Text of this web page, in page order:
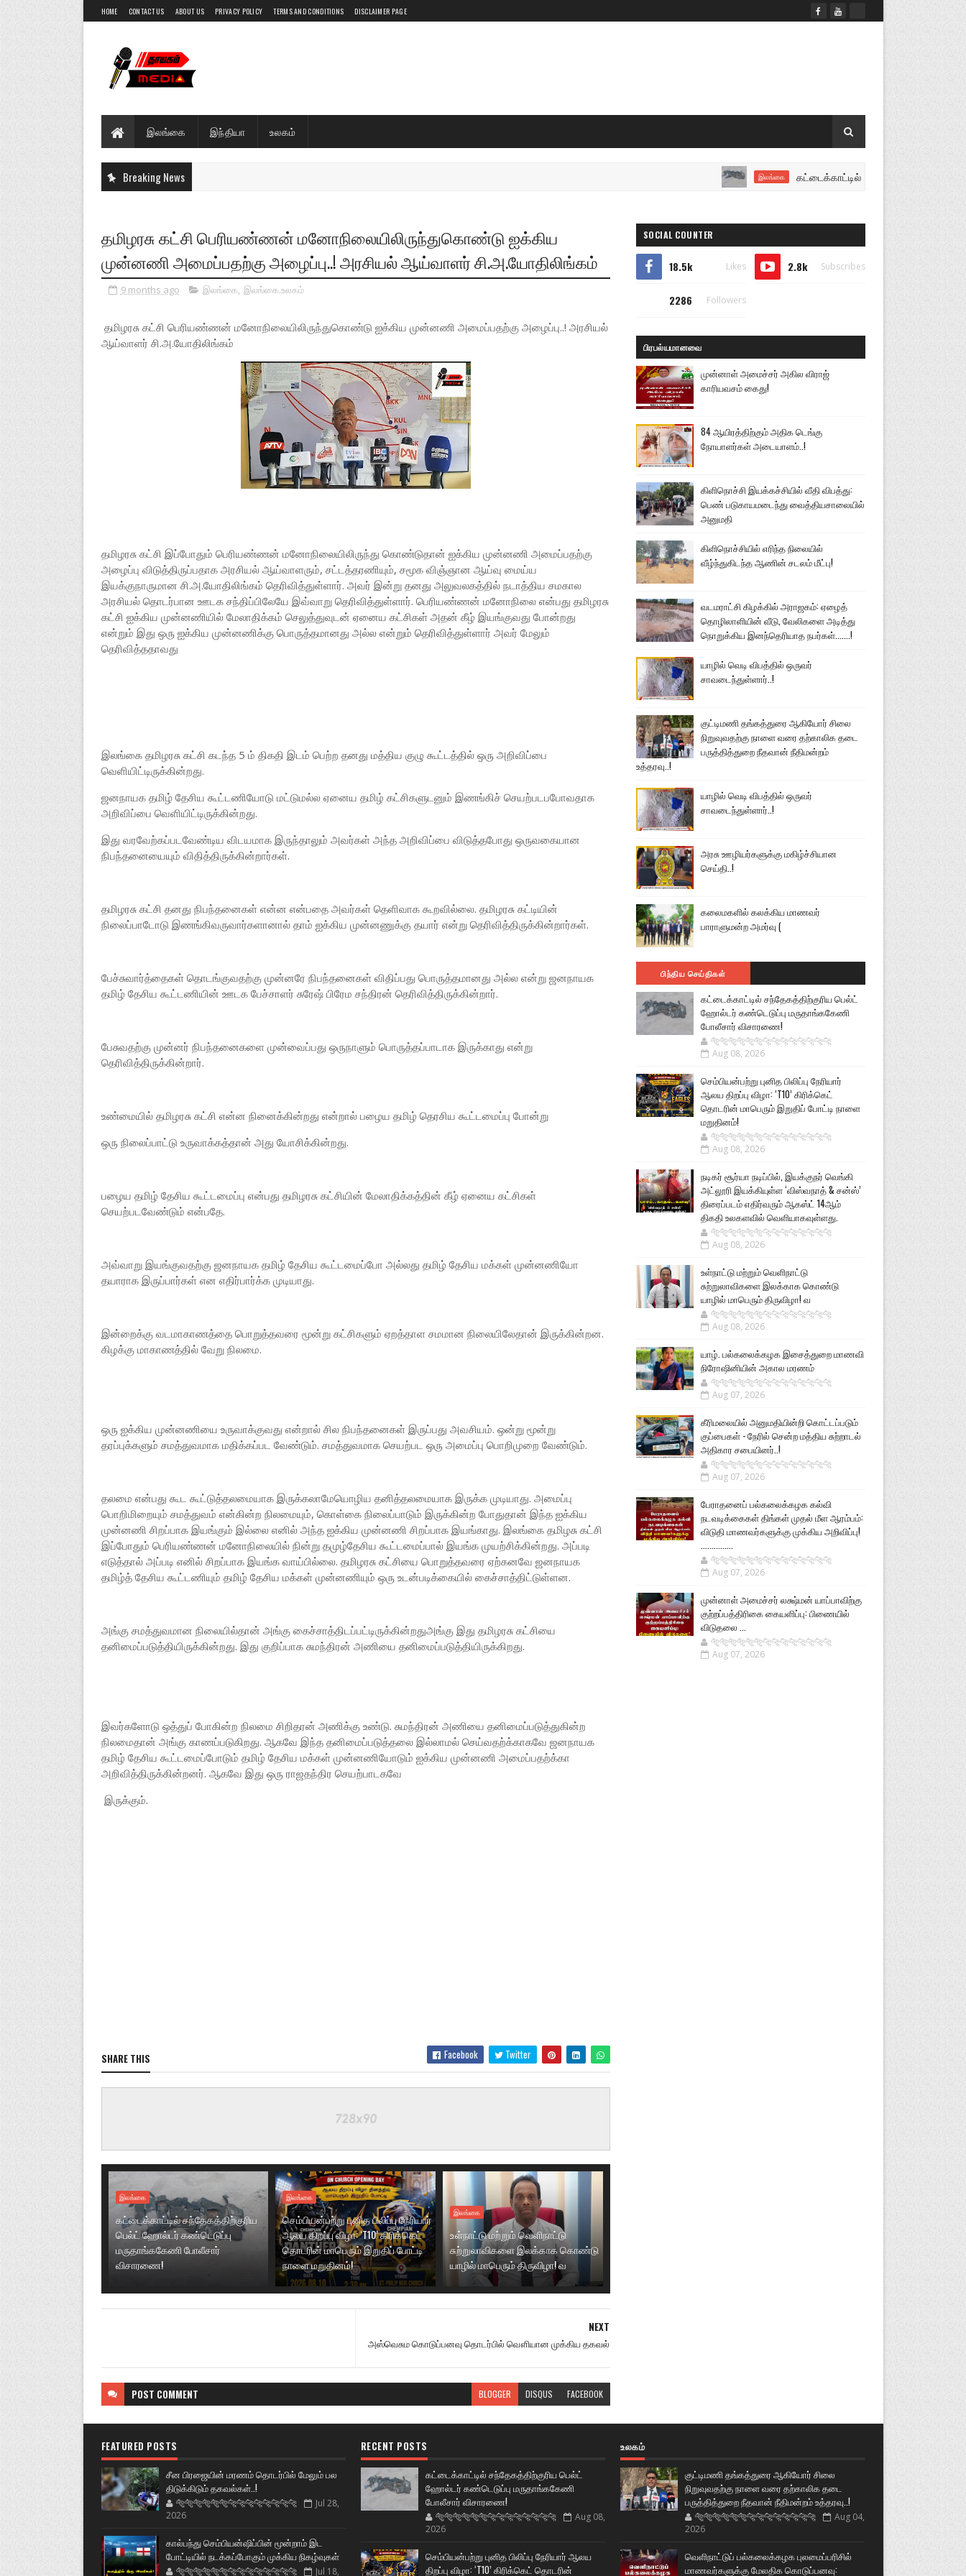
HOME CONTACT US ABOUT US PRIVACY POLICY TERMS AND CONDITIONS DISCLAIMER PAGE
இலங்கை இந்தியா உலகம்
Breaking News இலங்கை கட்டைக்காட்டில் சந்தேகத்திற்குரிய பெல்ட்
தமிழரசு கட்சி பெரியண்ணன் மனோநிலையிலிருந்துகொண்டு ஐக்கிய
முன்னணி அமைப்பதற்கு அழைப்பு..! அரசியல் ஆய்வாளர் சி.அ.யோதிலிங்கம்
9 months ago இலங்கை, இலங்கை.உலகம்
தமிழரசு கட்சி பெரியண்ணன் மனோநிலையிலிருந்துகொண்டு ஐக்கிய முன்னணி அமைப்பதற்கு அழைப்பு..! அரசியல்
ஆய்வாளர் சி.அ.யோதிலிங்கம்
தமிழரசு கட்சி இப்போதும் பெரியண்ணன் மனோநிலையிலிருந்து கொண்டுதான் ஐக்கிய முன்னணி அமைப்பதற்கு
அழைப்பு விடுத்திருப்பதாக அரசியல் ஆய்வாளரும், சட்டத்தரணியும், சமூக விஞ்ஞான ஆய்வு மைய்ய
இயக்குநாருமான சி.அ.யோதிலிங்கம் தெரிவித்துள்ளார். அவர் இன்று தனது அலுவலகத்தில் நடாத்திய சமகால
அரசியல் தொடர்பான ஊடக சந்திப்பிலேயே இவ்வாறு தெரிவித்துள்ளார். பெரியண்ணன் மனோநிலை என்பது தமிழரசு
கட்சி ஐக்கிய முன்னணியில் மேலாதிக்கம் செலுத்துவுடன் ஏனைய கட்சிகள் அதன் கீழ் இயங்குவது போன்றது
என்றும் இது ஒரு ஐக்கிய முன்னணிக்கு பொருத்தமானது அல்ல என்றும் தெரிவித்துள்ளார் அவர் மேலும்
தெரிவித்ததாவது
இலங்கை தமிழரசு கட்சி கடந்த 5 ம் திகதி இடம் பெற்ற தனது மத்திய குழு கூட்டத்தில் ஒரு அறிவிப்பை
வெளியிட்டிருக்கின்றது.
ஜனநாயக தமிழ் தேசிய கூட்டணியோடு மட்டுமல்ல ஏனைய தமிழ் கட்சிகளுடனும் இணங்கிச் செயற்படபபோவதாக
அறிவிப்பை வெளியிட்டிருக்கின்றது.
இது வரவேற்கப்படவேண்டிய விடயமாக இருந்தாலும் அவர்கள் அந்த அறிவிப்பை விடுத்தபோது ஒருவகையான
நிபந்தனையையும் விதித்திருக்கின்றார்கள்.
தமிழரசு கட்சி தனது நிபந்தனைகள் என்ன என்பதை அவர்கள் தெளிவாக கூறவில்லை. தமிழரசு கட்டியின்
நிலைப்பாடோடு இணங்கிவருவார்களானால் தாம் ஐக்கிய முன்னணுக்கு தயார் என்று தெரிவித்திருக்கின்றார்கள்.
பேச்சுவார்த்தைகள் தொடங்குவதற்கு முன்னரே நிபந்தனைகள் விதிப்பது பொருத்தமானது அல்ல என்று ஜனநாயக
தமிழ் தேசிய கூட்டணியின் ஊடக பேச்சாளர் சுரேஷ் பிரேம சந்திரன் தெரிவித்திருக்கின்றார்.
பேசுவதற்கு முன்னர் நிபந்தனைகளை முன்வைப்பது ஒருநாளும் பொருத்தப்பாடாக இருக்காது என்று
தெரிவித்திருக்கின்றார்.
உண்மையில் தமிழரசு கட்சி என்ன நினைக்கின்றது என்றால் பழைய தமிழ் தெரசிய கூட்டமைப்பு போன்று
ஒரு நிலைப்பாட்டு உருவாக்கத்தான் அது யோசிக்கின்றது.
பழைய தமிழ் தேசிய கூட்டமைப்பு என்பது தமிழரசு கட்சியின் மேலாதிக்கத்தின் கீழ் ஏனைய கட்சிகள்
செயற்படவேண்டும் என்பதே.
அவ்வாறு இயங்குவதற்கு ஜனநாயக தமிழ் தேசிய கூட்டமைப்போ அல்லது தமிழ் தேசிய மக்கள் முன்னணியோ
தயாராக இருப்பார்கள் என எதிர்பார்க்க முடியாது.
இன்றைக்கு வடமாகாணத்தை பொறுத்தவரை மூன்று கட்சிகளும் ஏறத்தாள சமமான நிலையிலேதான் இருக்கின்றன.
கிழக்கு மாகாணத்தில் வேறு நிலமை.
ஒரு ஐக்கிய முன்னணியை உருவாக்குவது என்றால் சில நிபந்தனைகள் இருப்பது அவசியம். ஒன்று மூன்று
தரப்புக்களும் சமத்துவமாக மதிக்கப்பட வேண்டும். சமத்துவமாக செயற்பட ஒரு அமைப்பு பொறிமுறை வேண்டும்.
தலமை என்பது கூட கூட்டுத்தலமையாக இருக்கலாமேயொழிய தனித்தலமையாக இருக்க முடியாது. அமைப்பு
பொறிமிறையும் சமத்துவம் என்கின்ற நிலமையும், கொள்கை நிலைப்பாடும் இருக்கின்ற போதுதான் இந்த ஐக்கிய
முன்னணி சிறப்பாக இயங்கும் இல்லை எனில் அந்த ஐக்கிய முன்னணி சிறப்பாக இயங்காது. இலங்கை தமிழசு கட்சி
இப்போதும் பெரியண்ணன் மனோநிலையில் நின்று தமுழ்தேசிய கூட்டமைப்பால் இயங்க முயற்சிக்கின்றது. அப்படி
எடுத்தால் அப்படி எனில் சிறப்பாக இயங்க வாய்பில்லை. தமிழரசு கட்சியை பொறுத்தவரை ஏற்கனவே ஜனநாயக
தமிழ்த் தேசிய கூட்டணியும் தமிழ் தேசிய மக்கள் முன்னணியும் ஒரு உடன்படிக்கையில் கைச்சாத்திட்டுள்ளன.
அங்கு சமத்துவமான நிலையில்தான் அங்கு கைச்சாத்திடப்பட்டிருக்கின்றதுஅங்கு இது தமிழரசு கட்சியை
தனிமைப்படுத்தியிருக்கின்றது. இது குறிப்பாக சுமந்திரன் அணியை தனிமைப்படுத்தியிருக்கிறது.
இவர்களோடு ஒத்துப் போகின்ற நிலமை சிறிதரன் அணிக்கு உண்டு. சுமந்திரன் அணியை தனிமைப்படுத்துகின்ற
நிலமைதான் அங்கு காணப்படுகிறது. ஆகவே இந்த தனிமைப்படுத்தலை இல்லாமல் செய்வதற்க்காகவே ஜனநாயக
தமிழ் தேசிய கூட்டமைப்போடும் தமிழ் தேசிய மக்கள் முன்னணியோடும் ஐக்கிய முன்னணி அமைப்பதற்க்கா
அறிவித்திருக்கின்றனர். ஆகவே இது ஒரு ராஜதந்திர செயற்பாடகவே
இருக்கும்.
SHARE THIS Facebook Twitter
இலங்கை
கட்டைக்காட்டில் சந்தேகத்திற்குரிய
பெல்ட் ஹோல்டர் கண்டெடுப்பு
மருதாங்ககேணி போலீசார்
விசாரணை!
இலங்கை
செம்பியன்பற்று புனித பிலிப்பு நேரியார்
ஆலய திறப்பு விழா: ‘T10’ கிரிக்கெட்
தொடரின் மாபெரும் இறுதிப் போட்டி
நாளை மறுதினம்!
இலங்கை
உள்நாட்டு மற்றும் வெளிநாட்டு
சுற்றுலாவிகளை இலக்காக கொண்டு
யாழில் மாபெரும் திருவிழா! வ
NEXT
அஸ்வெசும கொடுப்பனவு தொடர்பில் வௌியான முக்கிய தகவல்
POST COMMENT BLOGGER DISQUS FACEBOOK
SOCIAL COUNTER
18.5k Likes 2.8k Subscribes
2286 Followers
பிரபல்யமானவை
முன்னாள் அமைச்சர் அகில விராஜ்
காரியவசம் கைது!
84 ஆயிரத்திற்கும் அதிக டெங்கு
நோயாளர்கள் அடையாளம்..!
கிளிநொச்சி இயக்கச்சியில் வீதி விபத்து:
பெண் படுகாயமடைந்து வைத்தியசாலையில்
அனுமதி
கிளிநொச்சியில் எரிந்த நிலையில்
வீழ்ந்துகிடந்த ஆணின் சடலம் மீட்பு!
வடமராட்சி கிழக்கில் அராஜகம்: ஏழைத்
தொழிலாளியின் வீடு, வேலிகளை அடித்து
நொறுக்கிய இனந்தெரியாத நபர்கள்.......!
யாழில் வெடி விபத்தில் ஒருவர்
சாவடைந்துள்ளார்..!
குட்டிமணி தங்கத்துரை ஆகியோர் சிலை
நிறுவுவதற்கு நாளை வரை தற்காலிக தடை
பருத்தித்துறை நீதவான் நீதிமன்றம்
உத்தரவு..!
யாழில் வெடி விபத்தில் ஒருவர்
சாவடைந்துள்ளார்..!
அரசு ஊழியர்களுக்கு மகிழ்ச்சியான
செய்தி..!
கலைமகளில் கலக்கிய மாணவர்
பாராளுமன்ற அமர்வு (
பிந்திய செய்திகள்
கட்டைக்காட்டில் சந்தேகத்திற்குரிய பெல்ட்
ஹோல்டர் கண்டெடுப்பு மருதாங்ககேணி
போலீசார் விசாரணை!
🐅🐅🐅🐅🐅🐅🐆🐆🐆🐆🐆🐆🐆🐆
Aug 08, 2026
செம்பியன்பற்று புனித பிலிப்பு நேரியார்
ஆலய திறப்பு விழா: ‘T10’ கிரிக்கெட்
தொடரின் மாபெரும் இறுதிப் போட்டி நாளை
மறுதினம்!
🐅🐅🐅🐅🐅🐅🐆🐆🐆🐆🐆🐆🐆🐆
Aug 08, 2026
நடிகர் சூர்யா நடிப்பில், இயக்குநர் வெங்கி
அட்லூரி இயக்கியுள்ள ‘விஸ்வநாத் & சன்ஸ்’
திரைப்படம் எதிர்வரும் ஆகஸ்ட் 14ஆம்
திகதி உலகளவில் வெளியாகவுள்ளது.
🐅🐅🐅🐅🐅🐅🐆🐆🐆🐆🐆🐆🐆🐆
Aug 08, 2026
உள்நாட்டு மற்றும் வெளிநாட்டு
சுற்றுலாவிகளை இலக்காக கொண்டு
யாழில் மாபெரும் திருவிழா! வ
🐅🐅🐅🐅🐅🐅🐆🐆🐆🐆🐆🐆🐆🐆
Aug 08, 2026
யாழ். பல்கலைக்கழக இசைத்துறை மாணவி
நிரோஷினியின் அகால மரணம்
🐅🐅🐅🐅🐅🐅🐆🐆🐆🐆🐆🐆🐆🐆
Aug 07, 2026
கீரிமலையில் அனுமதியின்றி கொட்டப்படும்
குப்பைகள் - நேரில் சென்ற மத்திய சுற்றாடல்
அதிகார சபையினர்..!
🐅🐅🐅🐅🐅🐅🐆🐆🐆🐆🐆🐆🐆🐆
Aug 07, 2026
பேராதனைப் பல்கலைக்கழக கல்வி
நடவடிக்கைகள் திங்கள் முதல் மீள ஆரம்பம்:
விடுதி மாணவர்களுக்கு முக்கிய அறிவிப்பு!
...............
🐅🐅🐅🐅🐅🐅🐆🐆🐆🐆🐆🐆🐆🐆
Aug 07, 2026
முன்னாள் அமைச்சர் லக்ஷ்மன் யாப்பாவிற்கு
குற்றப்பத்திரிகை கையளிப்பு: பிணையில்
விடுதலை ...
🐅🐅🐅🐅🐅🐅🐆🐆🐆🐆🐆🐆🐆🐆
Aug 07, 2026
FEATURED POSTS
சீன பிரஜையின் மரணம் தொடர்பில் மேலும் பல
திடுக்கிடும் தகவல்கள்..!
🐅🐅🐅🐅🐅🐅🐆🐆🐆🐆🐆🐆🐆🐆
Jul 28,
2026
கால்பந்து செம்பியன்ஷிப்பின் மூன்றாம் இட
போட்டியில் நடக்கப்போகும் முக்கிய நிகழ்வுகள்
🐅🐅🐅🐅🐅🐅🐆🐆🐆🐆🐆🐆🐆🐆 Jul 18,
RECENT POSTS
கட்டைக்காட்டில் சந்தேகத்திற்குரிய பெல்ட்
ஹோல்டர் கண்டெடுப்பு மருதாங்ககேணி
போலீசார் விசாரணை!
🐅🐅🐅🐅🐅🐅🐆🐆🐆🐆🐆🐆🐆🐆
Aug 08,
2026
செம்பியன்பற்று புனித பிலிப்பு நேரியார் ஆலய
திறப்பு விழா: ‘T10’ கிரிக்கெட் தொடரின்
உலகம்
குட்டிமணி தங்கத்துரை ஆகியோர் சிலை
நிறுவுவதற்கு நாளை வரை தற்காலிக தடை
பருத்தித்துறை நீதவான் நீதிமன்றம் உத்தரவு..!
🐅🐅🐅🐅🐅🐅🐆🐆🐆🐆🐆🐆🐆🐆
Aug 04,
2026
வெளிநாட்டுப் பல்கலைக்கழக புலமைப்பரிசில்
மாணவர்களுக்கு மேலதிக கொடுப்பனவு: